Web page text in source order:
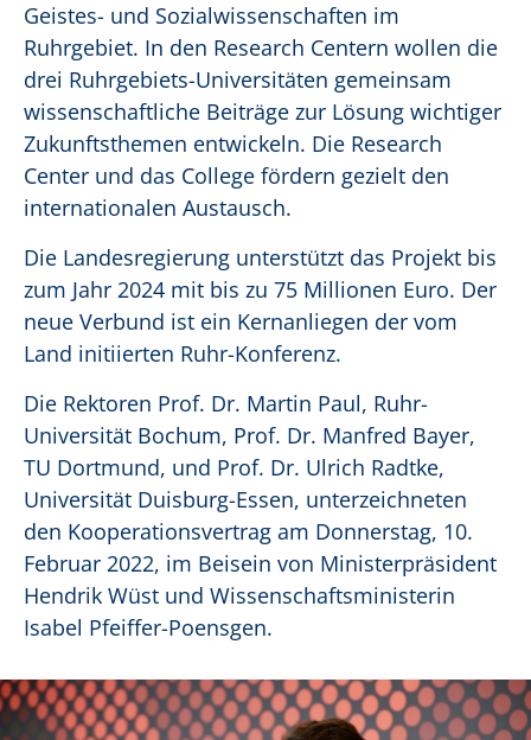
Geistes- und Sozialwissenschaften im
Ruhrgebiet. In den Research Centern wollen die
drei Ruhrgebiets-Universitäten gemeinsam
wissenschaftliche Beiträge zur Lösung wichtiger
Zukunftsthemen entwickeln. Die Research
Center und das College fördern gezielt den
internationalen Austausch.
Die Landesregierung unterstützt das Projekt bis
zum Jahr 2024 mit bis zu 75 Millionen Euro. Der
neue Verbund ist ein Kernanliegen der vom
Land initiierten Ruhr-Konferenz.
Die Rektoren Prof. Dr. Martin Paul, Ruhr-
Universität Bochum, Prof. Dr. Manfred Bayer,
TU Dortmund, und Prof. Dr. Ulrich Radtke,
Universität Duisburg-Essen, unterzeichneten
den Kooperationsvertrag am Donnerstag, 10.
Februar 2022, im Beisein von Ministerpräsident
Hendrik Wüst und Wissenschaftsministerin
Isabel Pfeiffer-Poensgen.
Video-Player